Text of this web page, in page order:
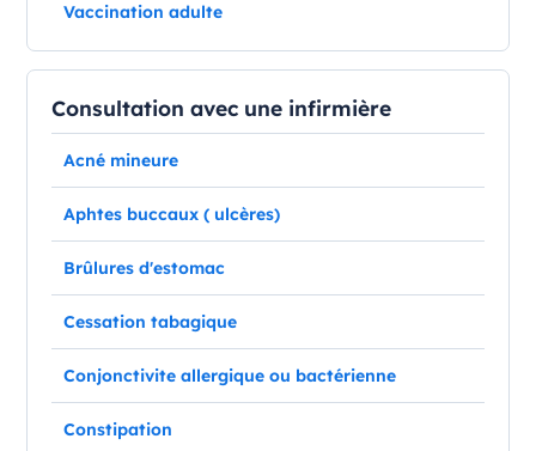
Vaccination adulte
Consultation avec une infirmière
Acné mineure
Aphtes buccaux ( ulcères)
Brûlures d'estomac
Cessation tabagique
Conjonctivite allergique ou bactérienne
Constipation